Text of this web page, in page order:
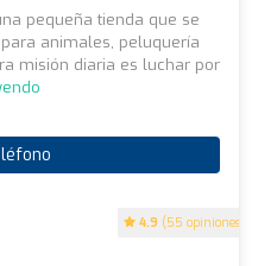
4.9 (55 opiniones)
pequeña tienda que se
animales, peluquería
misión diaria es luchar por